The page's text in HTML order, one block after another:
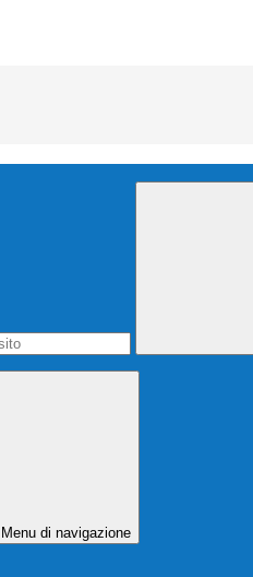
Menu di navigazione